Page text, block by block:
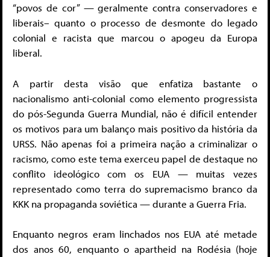
“povos de cor” — geralmente contra conservadores e
liberais– quanto o processo de desmonte do legado
colonial e racista que marcou o apogeu da Europa
liberal.
A partir desta visão que enfatiza bastante o
nacionalismo anti-colonial como elemento progressista
do pós-Segunda Guerra Mundial, não é difícil entender
os motivos para um balanço mais positivo da história da
URSS. Não apenas foi a primeira nação a criminalizar o
racismo, como este tema exerceu papel de destaque no
conflito ideológico com os EUA — muitas vezes
representado como terra do supremacismo branco da
KKK na propaganda soviética — durante a Guerra Fria.
Enquanto negros eram linchados nos EUA até metade
dos anos 60, enquanto o apartheid na Rodésia (hoje